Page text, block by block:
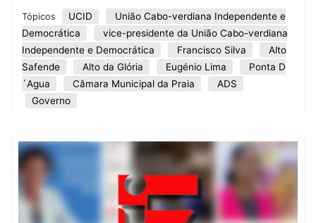
Tópicos UCID
União Cabo-verdiana Independente e
Democrática
vice-presidente da União Cabo-verdiana
Independente e Democrática
Francisco Silva
Alto
Safende
Alto da Glória Eugénio Lima
Ponta D
´Agua
Câmara Municipal da Praia
ADS
Governo